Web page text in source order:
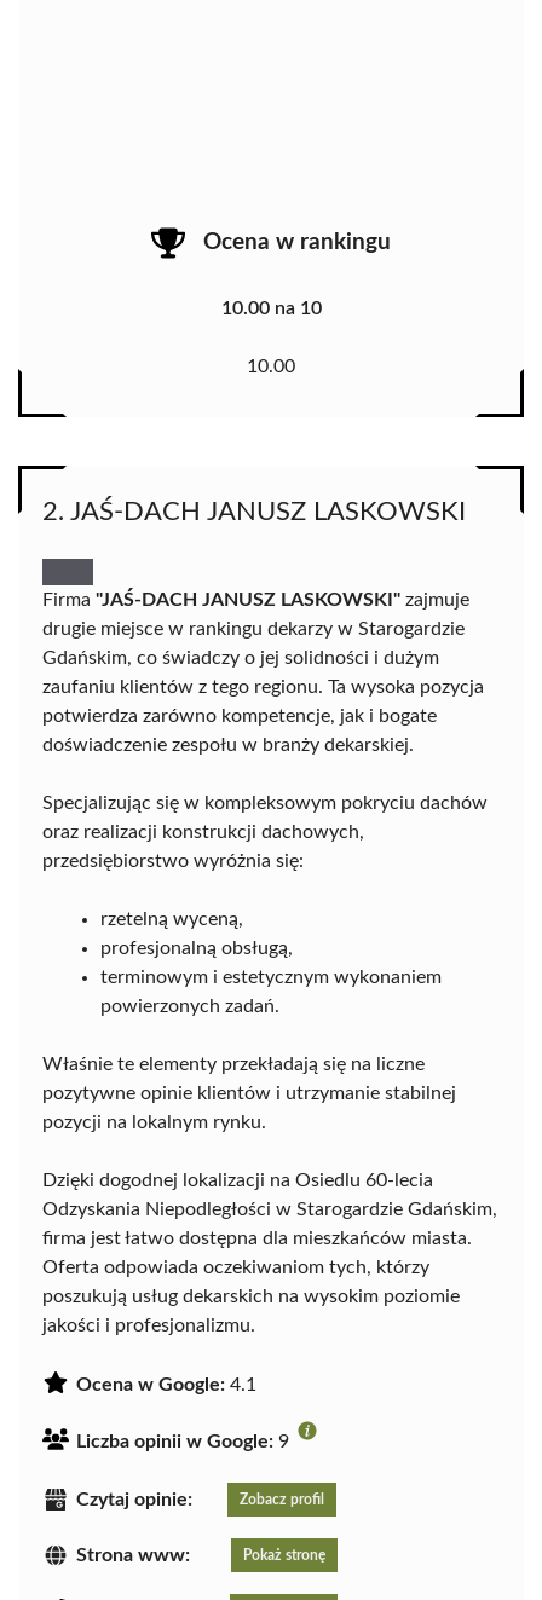
Ocena w rankingu
10.00 na 10
10.00
2. JAŚ-DACH JANUSZ LASKOWSKI
Firma "JAŚ-DACH JANUSZ LASKOWSKI" zajmuje
drugie miejsce w rankingu dekarzy w Starogardzie
Gdańskim, co świadczy o jej solidności i dużym
zaufaniu klientów z tego regionu. Ta wysoka pozycja
potwierdza zarówno kompetencje, jak i bogate
doświadczenie zespołu w branży dekarskiej.
Specjalizując się w kompleksowym pokryciu dachów
oraz realizacji konstrukcji dachowych,
przedsiębiorstwo wyróżnia się:
rzetelną wyceną,
profesjonalną obsługą,
terminowym i estetycznym wykonaniem
powierzonych zadań.
Właśnie te elementy przekładają się na liczne
pozytywne opinie klientów i utrzymanie stabilnej
pozycji na lokalnym rynku.
Dzięki dogodnej lokalizacji na Osiedlu 60-lecia
Odzyskania Niepodległości w Starogardzie Gdańskim,
firma jest łatwo dostępna dla mieszkańców miasta.
Oferta odpowiada oczekiwaniom tych, którzy
poszukują usług dekarskich na wysokim poziomie
jakości i profesjonalizmu.
Ocena w Google: 4.1
Liczba opinii w Google: 9
Czytaj opinie: Zobacz profil
Strona www: Pokaż stronę